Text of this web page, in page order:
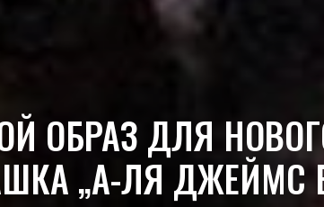
ОБРАЗ ДЛЯ
„А-ЛЯ ДЖЕЙМС